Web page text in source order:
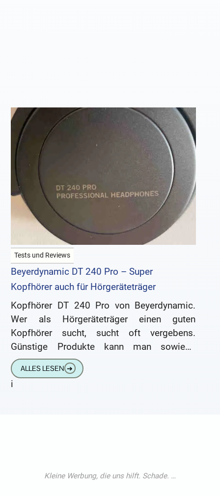
Tests und Reviews
Beyerdynamic DT 240 Pro – Super
Kopfhörer auch für Hörgeräteträger
Kopfhörer DT 240 Pro von Beyerdynamic.
Wer als Hörgeräteträger einen guten
Kopfhörer sucht, sucht oft vergebens.
Günstige Produkte kann man sowieso
vergessen, weil sie weder den Druck, noch
den Dynamikumfang
ALLES LESEN ➔
i